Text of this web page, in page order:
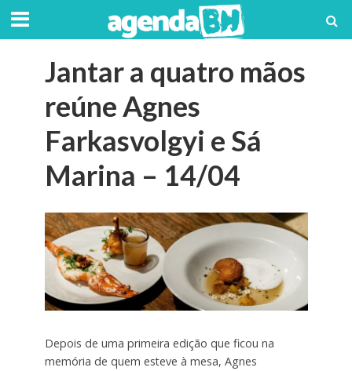
Jantar a quatro mãos
reúne Agnes
Farkasvolgyi e Sá
Marina – 14/04
Depois de uma primeira edição que ficou na
memória de quem esteve à mesa, Agnes